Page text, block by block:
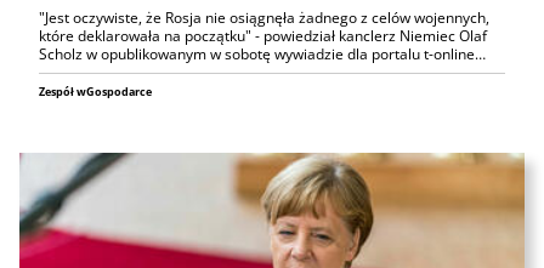
"Jest oczywiste, że Rosja nie osiągnęła żadnego z celów wojennych,
które deklarowała na początku" - powiedział kanclerz Niemiec Olaf
Scholz w opublikowanym w sobotę wywiadzie dla portalu t-online…
Zespół wGospodarce